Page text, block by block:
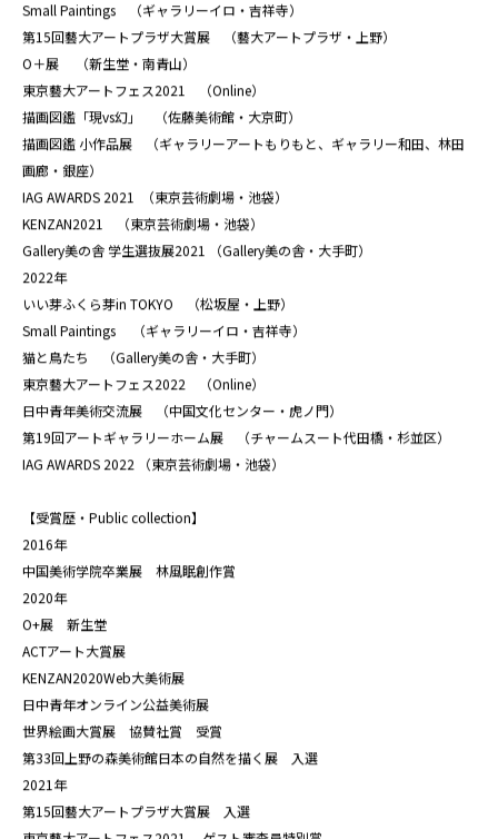
Small Paintings （ギャラリーイロ・吉祥寺）
第15回藝大アートプラザ大賞展 （藝大アートプラザ・上野）
O＋展 （新生堂・南青山）
東京藝大アートフェス2021 （Online）
描画図鑑「現vs幻」 （佐藤美術館・大京町）
描画図鑑 小作品展 （ギャラリーアートもりもと、ギャラリー和田、林田
画廊・銀座）
IAG AWARDS 2021 （東京芸術劇場・池袋）
KENZAN2021 （東京芸術劇場・池袋）
Gallery美の舎 学生選抜展2021 （Gallery美の舎・大手町）
2022年
いい芽ふくら芽in TOKYO （松坂屋・上野）
Small Paintings （ギャラリーイロ・吉祥寺）
猫と鳥たち （Gallery美の舎・大手町）
東京藝大アートフェス2022 （Online）
日中青年美術交流展 （中国文化センター・虎ノ門）
第19回アートギャラリーホーム展 （チャームスート代田橋・杉並区）
IAG AWARDS 2022 （東京芸術劇場・池袋）
【受賞歴・Public collection】
2016年
中国美術学院卒業展 林風眠創作賞
2020年
O+展 新生堂
ACTアート大賞展
KENZAN2020Web大美術展
日中青年オンライン公益美術展
世界絵画大賞展 協賛社賞 受賞
第33回上野の森美術館日本の自然を描く展 入選
2021年
第15回藝大アートプラザ大賞展 入選